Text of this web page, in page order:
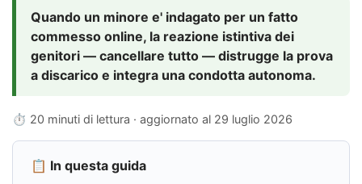
Quando un minore e' indagato per un fatto
commesso online, la reazione istintiva dei
genitori — cancellare tutto — distrugge la prova
a discarico e integra una condotta autonoma.
⏱ 20 minuti di lettura · aggiornato al 29 luglio 2026
📋 In questa guida